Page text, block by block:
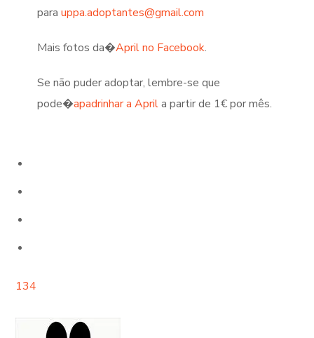
para uppa.adoptantes@gmail.com
Mais fotos da�April no Facebook.
Se não puder adoptar, lembre-se que
pode�apadrinhar a Aprila partir de 1€ por mês.
134